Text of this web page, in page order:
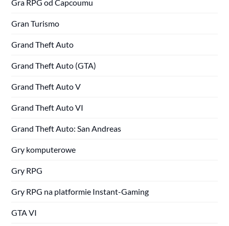
Gra RPG od Capcoumu
Gran Turismo
Grand Theft Auto
Grand Theft Auto (GTA)
Grand Theft Auto V
Grand Theft Auto VI
Grand Theft Auto: San Andreas
Gry komputerowe
Gry RPG
Gry RPG na platformie Instant-Gaming
GTA VI